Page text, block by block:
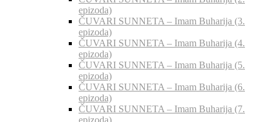
epizoda)
ČUVARI SUNNETA – Imam Buharija (3.
epizoda)
ČUVARI SUNNETA – Imam Buharija (4.
epizoda)
ČUVARI SUNNETA – Imam Buharija (5.
epizoda)
ČUVARI SUNNETA – Imam Buharija (6.
epizoda)
ČUVARI SUNNETA – Imam Buharija (7.
epizoda)